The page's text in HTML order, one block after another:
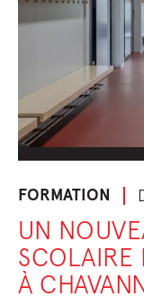
FORMATION
UN
SCOLAIRE
À